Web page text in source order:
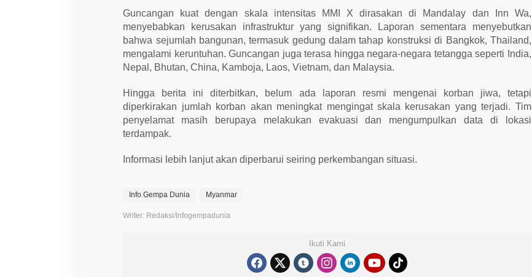
Guncangan kuat dengan skala intensitas MMI X dirasakan di Mandalay dan Inn Wa,
menyebabkan kerusakan infrastruktur yang signifikan. Laporan sementara menyebutkan
bahwa sejumlah bangunan, termasuk gedung dalam tahap konstruksi di Bangkok, Thailand,
mengalami keruntuhan. Guncangan juga terasa hingga negara-negara tetangga seperti India,
Nepal, Bhutan, China, Kamboja, Laos, Vietnam, dan Malaysia.
Hingga berita ini diterbitkan, belum ada laporan resmi mengenai korban jiwa, tetapi
diperkirakan jumlah korban akan meningkat mengingat skala kerusakan yang terjadi. Tim
penyelamat masih berupaya melakukan evakuasi dan mengumpulkan data di lokasi
terdampak.
Informasi lebih lanjut akan diperbarui seiring perkembangan situasi.
Info Gempa Dunia Myanmar
Writer: Redaksi/Infogempadunia
Ikuti Kami